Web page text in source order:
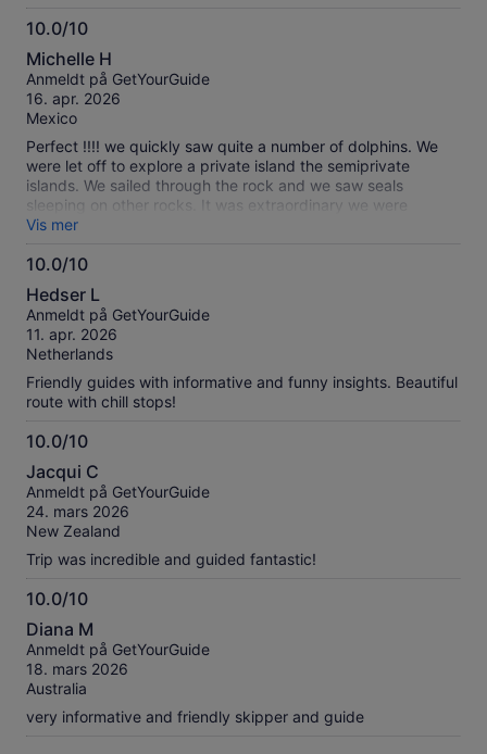
10.0/10
10.0
av
10
Michelle H
Anmeldt på GetYourGuide
16. apr. 2026
Mexico
Perfect !!!! we quickly saw quite a number of dolphins. We
were let off to explore a private island the semiprivate
islands. We sailed through the rock and we saw seals
sleeping on other rocks. It was extraordinary we were
provided warm blankets.
Vis mer
10.0/10
10.0
av
10
Hedser L
Anmeldt på GetYourGuide
11. apr. 2026
Netherlands
Friendly guides with informative and funny insights. Beautiful
route with chill stops!
10.0/10
10.0
av
10
Jacqui C
Anmeldt på GetYourGuide
24. mars 2026
New Zealand
Trip was incredible and guided fantastic!
10.0/10
10.0
av
10
Diana M
Anmeldt på GetYourGuide
18. mars 2026
Australia
very informative and friendly skipper and guide